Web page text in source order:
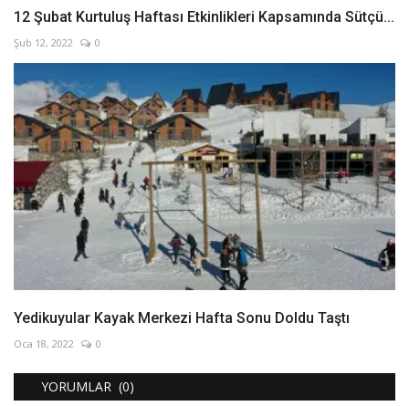
12 Şubat Kurtuluş Haftası Etkinlikleri Kapsamında Sütçü...
Şub 12, 2022 0
Yedikuyular Kayak Merkezi Hafta Sonu Doldu Taştı
Oca 18, 2022 0
YORUMLAR (0)